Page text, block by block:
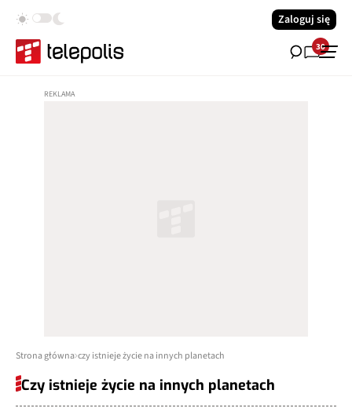
Zaloguj się
30
Strona główna czy istnieje życie na innych planetach
Czy istnieje życie na innych planetach